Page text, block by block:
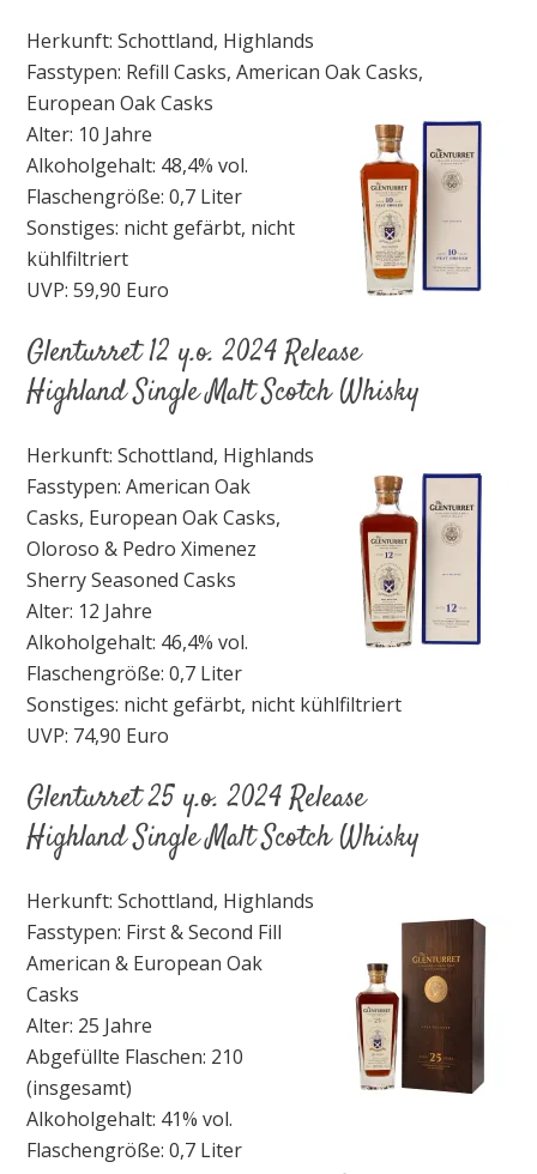
Herkunft: Schottland, Highlands
Fasstypen: Refill Casks, American Oak Casks,
European Oak Casks
Alter: 10 Jahre
Alkoholgehalt: 48,4% vol.
Flaschengröße: 0,7 Liter
Sonstiges: nicht gefärbt, nicht
kühlfiltriert
UVP: 59,90 Euro
Glenturret 12 y.o. 2024 Release
Highland Single Malt Scotch Whisky
Herkunft: Schottland, Highlands
Fasstypen: American Oak
Casks, European Oak Casks,
Oloroso & Pedro Ximenez
Sherry Seasoned Casks
Alter: 12 Jahre
Alkoholgehalt: 46,4% vol.
Flaschengröße: 0,7 Liter
Sonstiges: nicht gefärbt, nicht kühlfiltriert
UVP: 74,90 Euro
Glenturret 25 y.o. 2024 Release
Highland Single Malt Scotch Whisky
Herkunft: Schottland, Highlands
Fasstypen: First & Second Fill
American & European Oak
Casks
Alter: 25 Jahre
Abgefüllte Flaschen: 210
(insgesamt)
Alkoholgehalt: 41% vol.
Flaschengröße: 0,7 Liter